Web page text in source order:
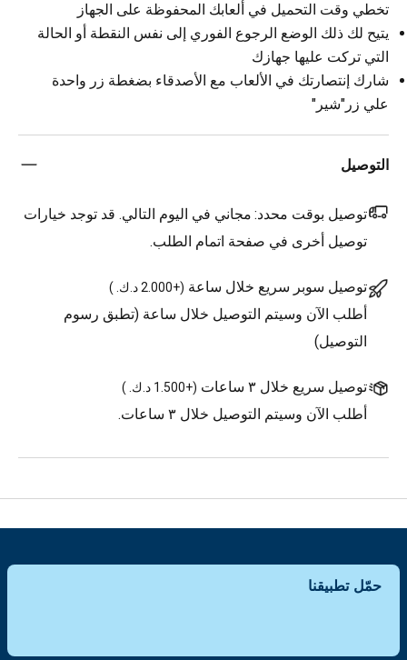
تخطي وقت التحميل في ألعابك المحفوظة على الجهاز
يتيح لك ذلك الوضع الرجوع الفوري إلى نفس النقطة أو الحالة
التي تركت عليها جهازك
شارك إنتصارتك في الألعاب مع الأصدقاء بضغطة زر واحدة
علي زر"شير"
التوصيل
توصيل بوقت محدد: مجاني في اليوم التالي. قد توجد خيارات
توصيل أخرى في صفحة اتمام الطلب.
توصيل سوبر سريع خلال ساعة (+2.000 د.ك. )
أطلب الآن وسيتم التوصيل خلال ساعة (تطبق رسوم
التوصيل)
توصيل سريع خلال ٣ ساعات (+1.500 د.ك. )
أطلب الآن وسيتم التوصيل خلال ٣ ساعات.
حمّل تطبيقنا